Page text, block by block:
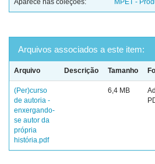
Aparece nas coleções: MPET -
Arquivos associados a este item:
Arquivo Descrição Tamanho
(Per)curso
de autoria -
enxergando-
se autor da
própria
história.pdf
6,4 MB